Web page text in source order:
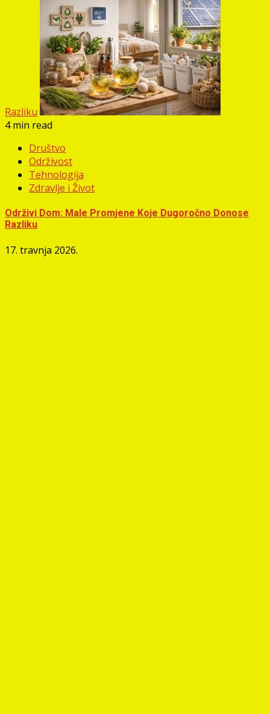
Razliku
4 min read
Društvo
Održivost
Tehnologija
Zdravlje i Život
Održivi Dom: Male Promjene Koje Dugoročno Donose
Razliku
17. travnja 2026.